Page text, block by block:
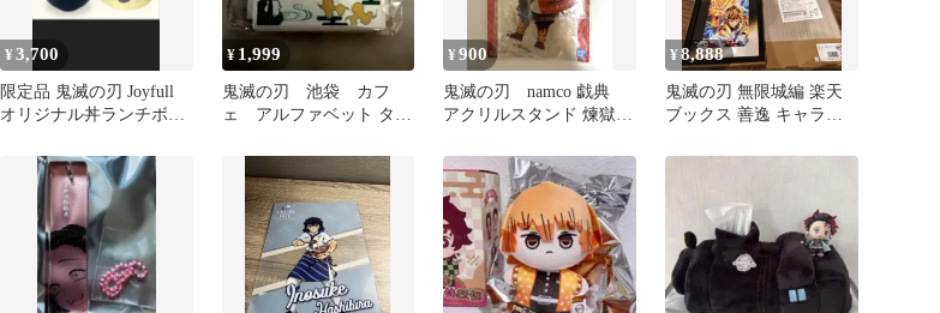
¥3,700
限定品 鬼滅の刃 Joyfull
オリジナル丼ランチボッ
¥ 1,999
鬼滅の刃 池袋 カフ
ェ アルファベット タイ
一郎
¥900
鬼滅の刃 namco 戯典
アクリルスタンド 煉獄杏
¥8,888
鬼滅の刃 無限城編 楽天
ブックス 善逸 キャラフ
ンバー入